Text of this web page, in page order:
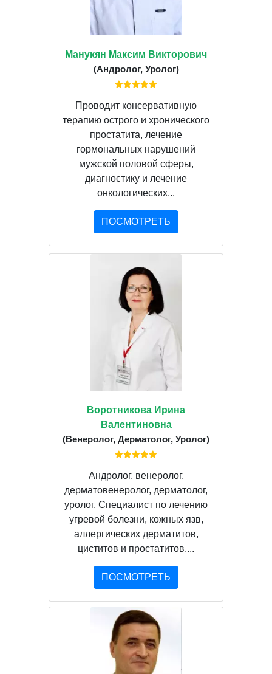
Манукян Максим Викторович
(Андролог, Уролог)
Проводит консервативную
терапию острого и хронического
простатита, лечение
гормональных нарушений
мужской половой сферы,
диагностику и лечение
онкологических...
ПОСМОТРЕТЬ
Воротникова Ирина
Валентиновна
(Венеролог, Дерматолог, Уролог)
Андролог, венеролог,
дерматовенеролог, дерматолог,
уролог. Специалист по лечению
угревой болезни, кожных язв,
аллергических дерматитов,
циститов и простатитов....
ПОСМОТРЕТЬ